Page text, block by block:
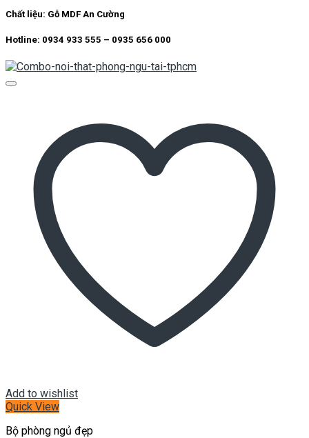
Chất liệu: Gỗ MDF An Cường
Hotline: 0934 933 555 – 0935 656 000
Add to wishlist
Quick View
Bộ phòng ngủ đẹp